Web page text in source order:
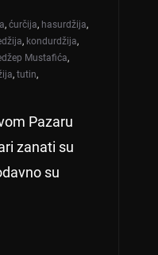
, ćurčija, hasurdžija,
, kondurdžija,
Mustafića,
, tutin,
Pazaru
zanati su
su